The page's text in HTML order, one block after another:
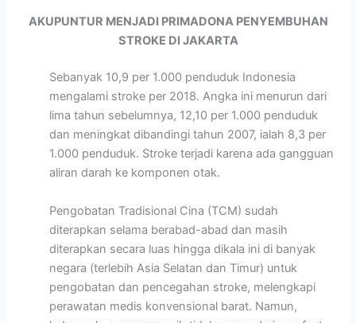
AKUPUNTUR MENJADI PRIMADONA PENYEMBUHAN
STROKE DI JAKARTA
Sebanyak 10,9 per 1.000 penduduk Indonesia
mengalami stroke per 2018. Angka ini menurun dari
lima tahun sebelumnya, 12,10 per 1.000 penduduk
dan meningkat dibandingi tahun 2007, ialah 8,3 per
1.000 penduduk. Stroke terjadi karena ada gangguan
aliran darah ke komponen otak.
Pengobatan Tradisional Cina (TCM) sudah
diterapkan selama berabad-abad dan masih
diterapkan secara luas hingga dikala ini di banyak
negara (terlebih Asia Selatan dan Timur) untuk
pengobatan dan pencegahan stroke, melengkapi
perawatan medis konvensional barat. Namun,